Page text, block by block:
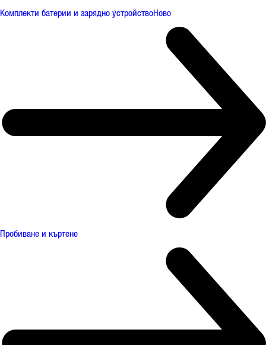
Комплекти батерии и зарядно устройствоНово
Пробиване и къртене